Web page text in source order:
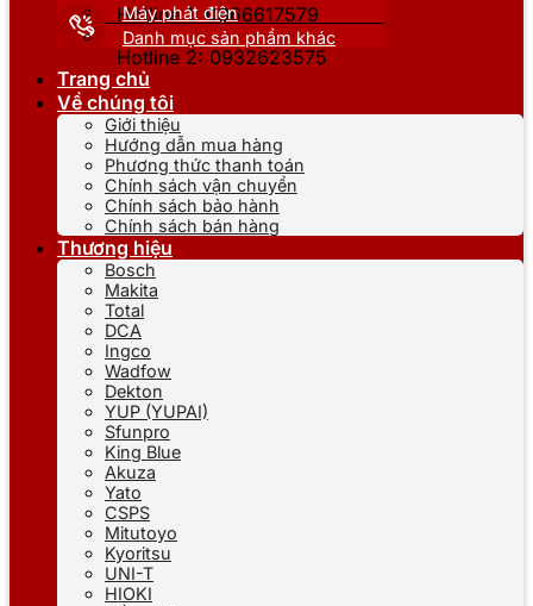
Hotline 1: 0866617579
Hotline 2: 0932623575
Máy phát điện
Danh mục sản phẩm khác
Trang chủ
Về chúng tôi
Giới thiệu
Hướng dẫn mua hàng
Phương thức thanh toán
Chính sách vận chuyển
Chính sách bảo hành
Chính sách bán hàng
Thương hiệu
Bosch
Makita
Total
DCA
Ingco
Wadfow
Dekton
YUP (YUPAI)
Sfunpro
King Blue
Akuza
Yato
CSPS
Mitutoyo
Kyoritsu
UNI-T
HIOKI